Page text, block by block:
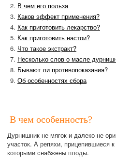
В чем его польза
Каков эффект применения?
Как приготовить лекарство?
Как приготовить настои?
Что такое экстракт?
Несколько слов о масле
Бывают ли противопоказания?
Об особенностях сбора
В чем особенность?
Дурнишник не мягок и далеко не
участок. А репяхи, прицепившиеся
которыми снабжены плоды.